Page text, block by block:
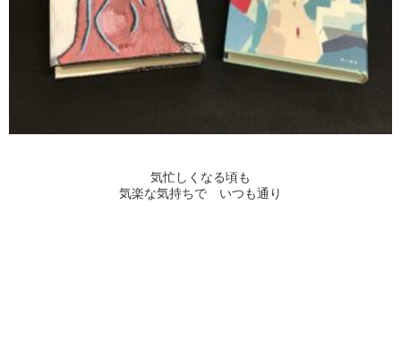
気忙しくなる頃も
気楽な気持ちで いつも通り